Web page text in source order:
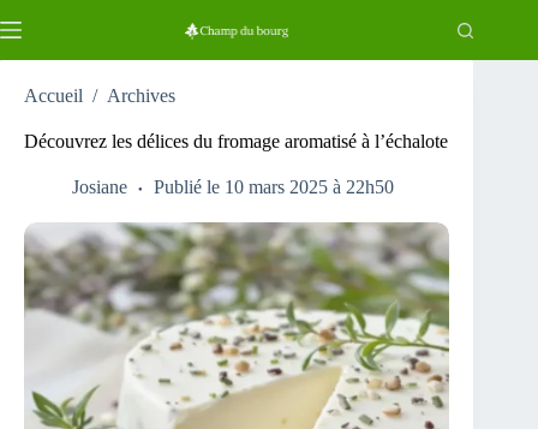
au
Accueil / Archives
Découvrez les délices du fromage aromatisé à l’échalote
Josiane Publié le 10 mars 2025 à 22h50